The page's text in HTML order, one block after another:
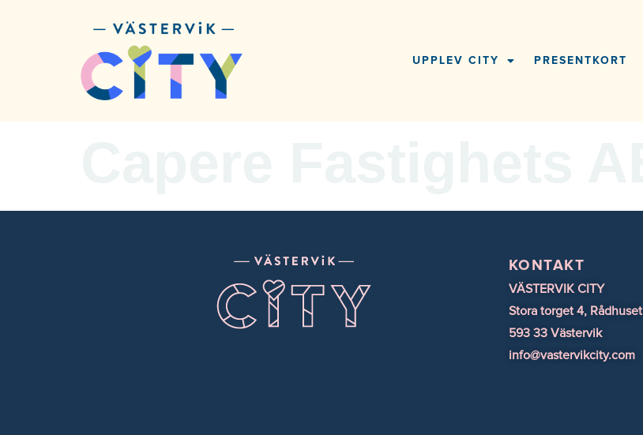
UPPLEV CITY PRESENTKORT
KONTAKT
VÄSTERVIK CITY
Stora torget 4, Rådhuset
593 33 Västervik
info@vastervikcity.com